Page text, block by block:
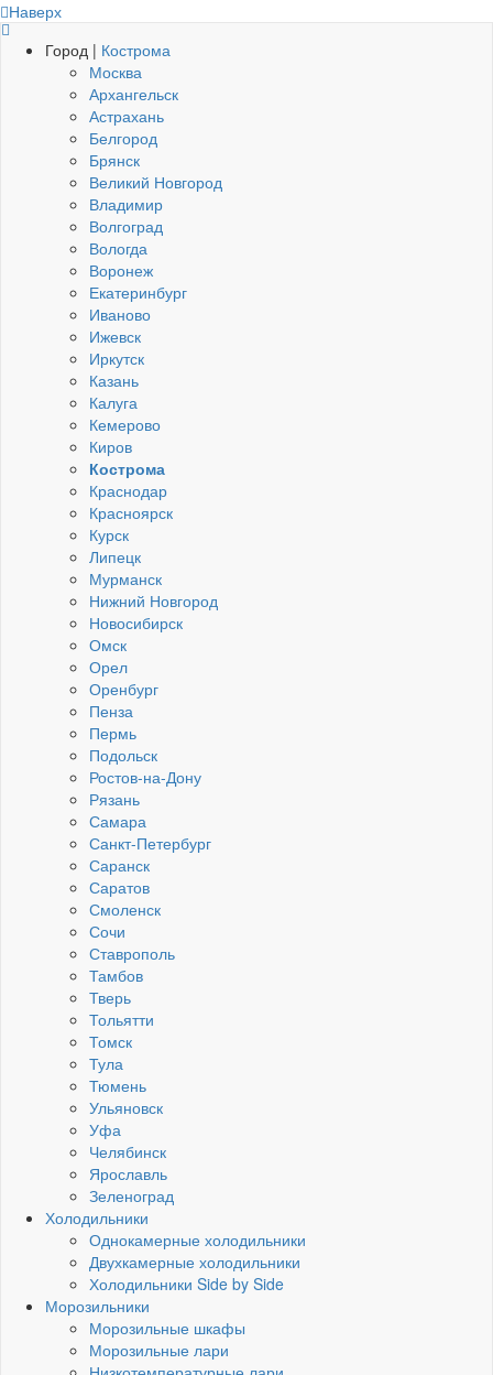
Наверх
Город | Кострома
Москва
Архангельск
Астрахань
Белгород
Брянск
Великий Новгород
Владимир
Волгоград
Вологда
Воронеж
Екатеринбург
Иваново
Ижевск
Иркутск
Казань
Калуга
Кемерово
Киров
Кострома
Краснодар
Красноярск
Курск
Липецк
Мурманск
Нижний Новгород
Новосибирск
Омск
Орел
Оренбург
Пенза
Пермь
Подольск
Ростов-на-Дону
Рязань
Самара
Санкт-Петербург
Саранск
Саратов
Смоленск
Сочи
Ставрополь
Тамбов
Тверь
Тольятти
Томск
Тула
Тюмень
Ульяновск
Уфа
Челябинск
Ярославль
Зеленоград
Холодильники
Однокамерные холодильники
Двухкамерные холодильники
Холодильники Side by Side
Морозильники
Морозильные шкафы
Морозильные лари